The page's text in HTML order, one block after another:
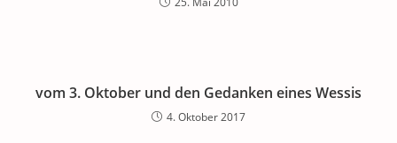
vom 3. Oktober und den Gedanken eines Wessis
4. Oktober 2017